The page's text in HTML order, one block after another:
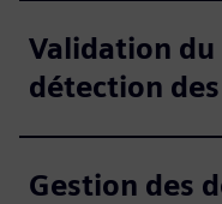
Validation
détection
Gestion des